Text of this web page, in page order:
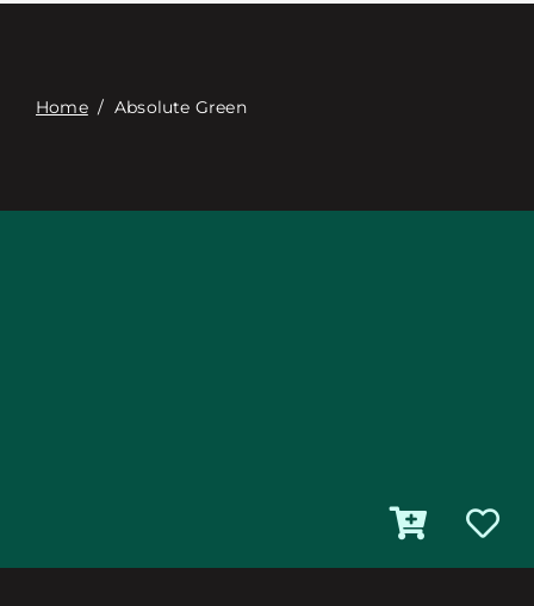
Home/ Absolute Green